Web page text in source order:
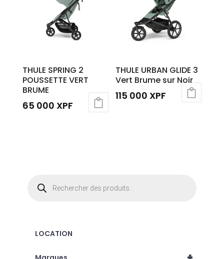
THULE SPRING 2
POUSSETTE VERT
BRUME
65 000 XPF
THULE URBAN GLIDE 3
Vert Brume sur Noir
115 000 XPF
produits
LOCATION